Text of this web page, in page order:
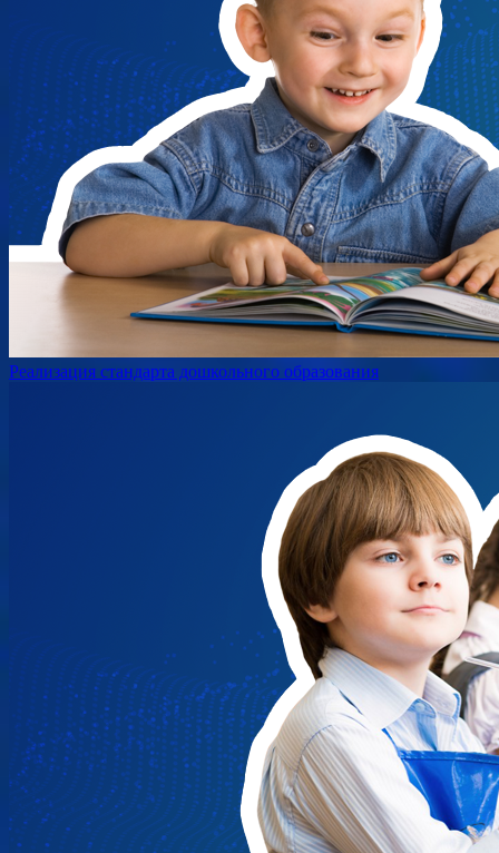
Реализация стандарта дошкольного образования